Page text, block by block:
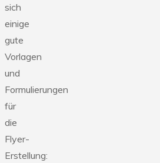
sich
einige
gute
Vorlagen
und
Formulierungen
für
die
Flyer-
Erstellung: